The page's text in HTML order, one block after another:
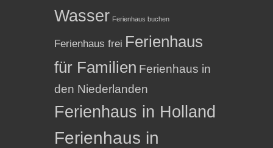
Wasser Ferienhaus buchen
Ferienhaus frei Ferienhaus
für Familien Ferienhaus in
den Niederlanden
Ferienhaus in Holland
Ferienhaus in